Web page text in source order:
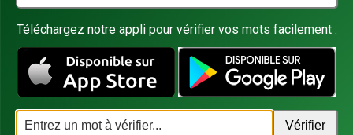
Téléchargez notre appli pour vérifier vos mots facilement :